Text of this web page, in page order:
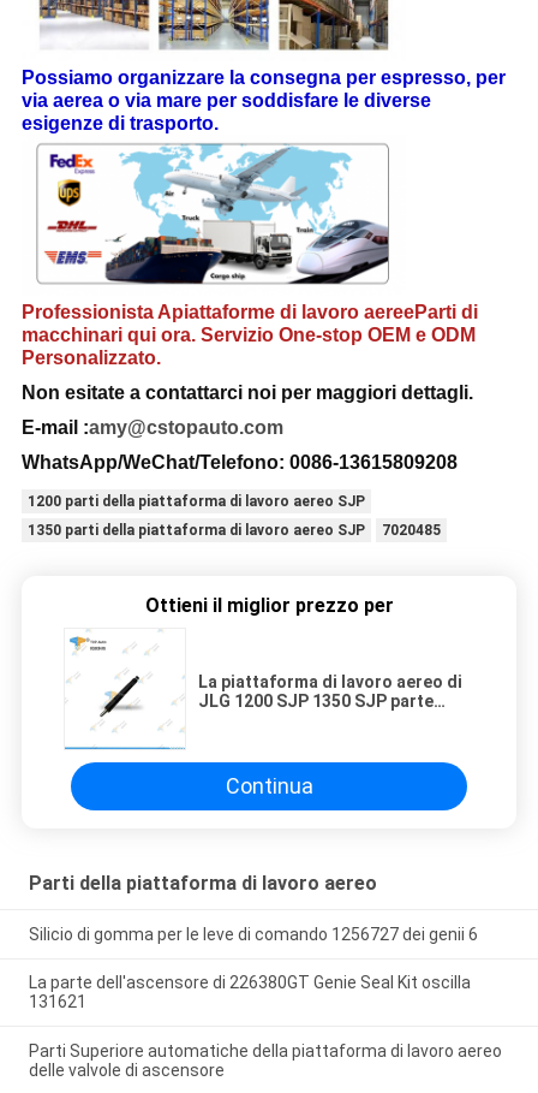
Possiamo organizzare la consegna per espresso, per
via aerea o via mare per soddisfare le diverse
esigenze di trasporto.
Professionista Apiattaforme di lavoro aereeParti di
macchinari qui ora. Servizio One-stop OEM e ODM
Personalizzato.
Non esitate a contattarci noi per maggiori dettagli.
E-mail :amy@cstopauto.com
WhatsApp/WeChat/Telefono: 0086-13615809208
1200 parti della piattaforma di lavoro aereo SJP
1350 parti della piattaforma di lavoro aereo SJP
7020485
Ottieni il miglior prezzo per
La piattaforma di lavoro aereo di
JLG 1200 SJP 1350 SJP parte
Continua
Parti della piattaforma di lavoro aereo
Silicio di gomma per le leve di comando 1256727 dei genii 6
La parte dell'ascensore di 226380GT Genie Seal Kit oscilla
131621
Parti Superiore automatiche della piattaforma di lavoro aereo
delle valvole di ascensore